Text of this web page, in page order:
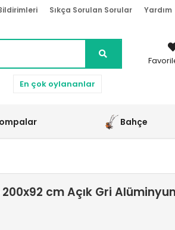
Sıkça Sorulan Sorular Yardım
En çok oylananlar
Bahçe
cm Açık Gri